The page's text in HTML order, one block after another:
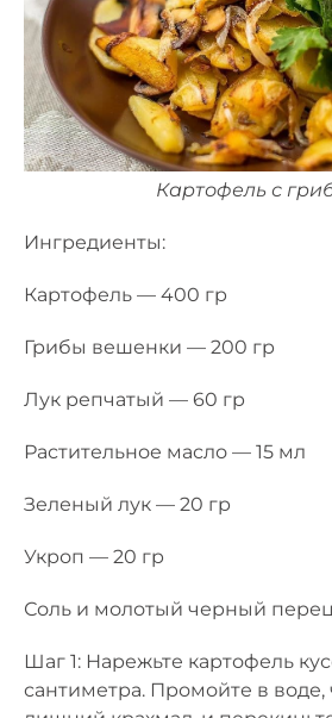
Картофель с
Ингредиенты:
Картофель — 400 гр
Грибы вешенки — 200 гр
Лук репчатый — 60 гр
Растительное масло — 15 мл
Зеленый лук — 20 гр
Укроп — 20 гр
Соль и молотый черный
Шаг 1: Нарежьте картофель
сантиметра. Промойте в воде,